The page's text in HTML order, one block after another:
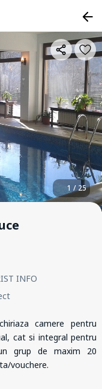
1 / 25
INFO
camere pentru
cat si integral pentru
grup de maxim 20
vouchere.